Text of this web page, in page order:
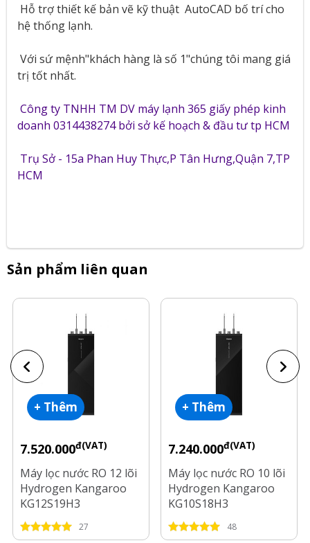
Hỗ trợ thiết kế bản vẽ kỹ thuật AutoCAD bố trí cho
hệ thống lạnh.
Với sứ mệnh"khách hàng là số 1"chúng tôi mang giá
trị tốt nhất.
Công ty TNHH TM DV máy lạnh 365 giấy phép kinh
doanh 0314438274 bởi sở kế hoạch & đầu tư tp HCM
Trụ Sở - 15a Phan Huy Thực,P Tân Hưng,Quận 7,TP
HCM
Sản phẩm liên quan
+ Thêm
7.520.000đ(VAT)
Máy lọc nước RO 12 lõi
Hydrogen Kangaroo
KG12S19H3
27
+ Thêm
7.240.000đ(VAT)
Máy lọc nước RO 10 lõi
Hydrogen Kangaroo
KG10S18H3
48